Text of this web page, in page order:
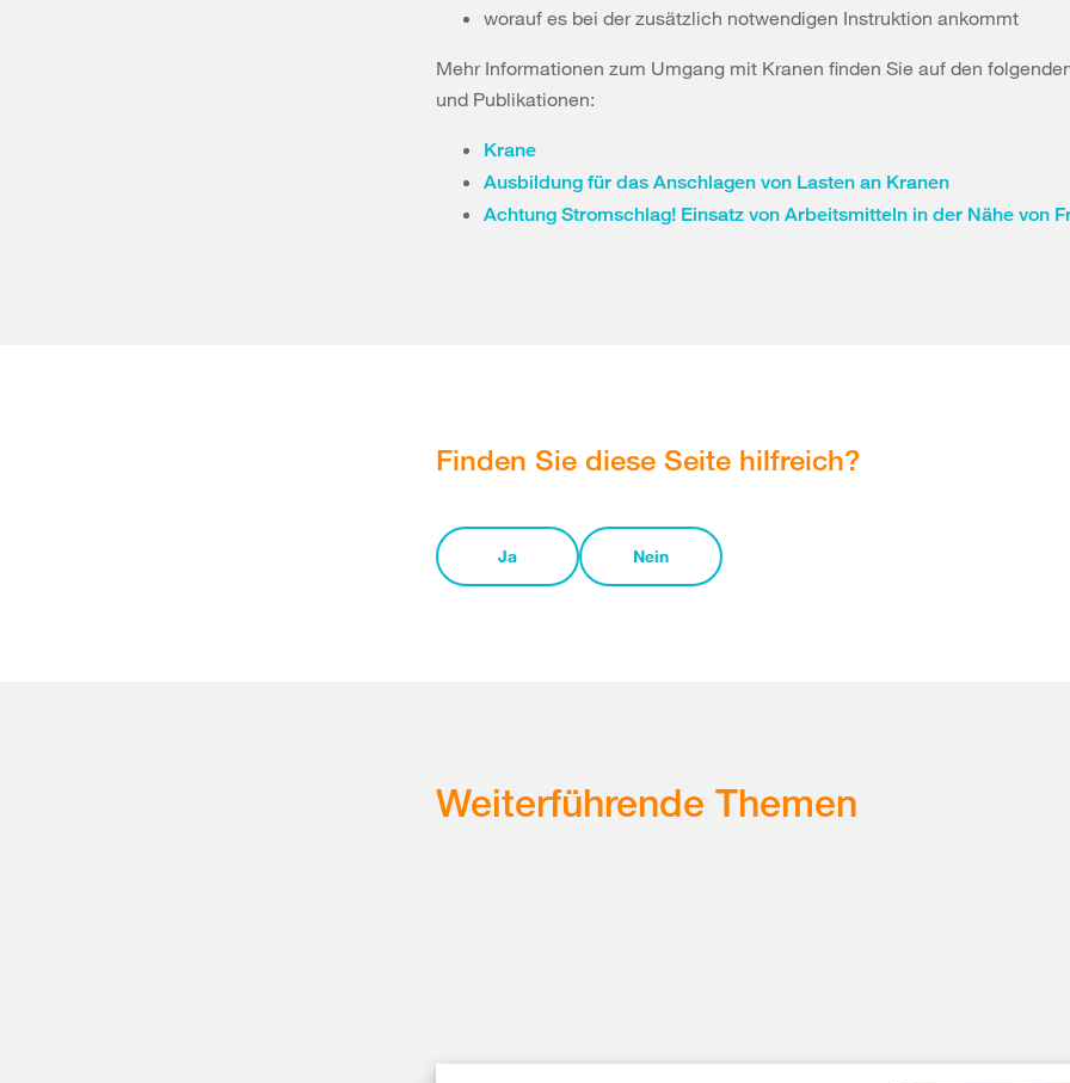
worauf es bei der zusätzlich notwendigen Instruktion ankommt
Mehr Informationen zum Umgang mit Kranen finden Sie auf den
und Publikationen:
Krane
Ausbildung für das Anschlagen von Lasten an Kranen
Achtung Stromschlag! Einsatz von Arbeitsmitteln in der Nähe von
Finden Sie diese Seite hilfreich?
Ja Nein
Weiterführende Themen